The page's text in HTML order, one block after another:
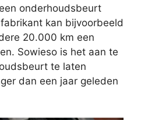
onderhoudsbeurt
kan bijvoorbeeld
20.000 km een
Sowieso is het aan te
te laten
dan een jaar geleden